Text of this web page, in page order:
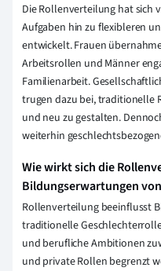
Die Rollenverteilung hat sich
Aufgaben hin zu flexibleren
entwickelt. Frauen
Arbeitsrollen und Männer
Familienarbeit.
trugen dazu bei, traditionelle
und neu zu gestalten.
weiterhin
Wie wirkt sich die
Bildungserwartungen
Rollenverteilung beeinflusst
traditionelle
und berufliche Ambitionen
und private Rollen begrenzt